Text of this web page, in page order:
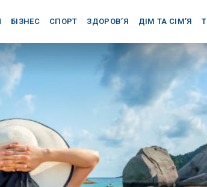
БІЗНЕС СПОРТ ЗДОРОВ’Я ДІМ ТА СІМ’Я